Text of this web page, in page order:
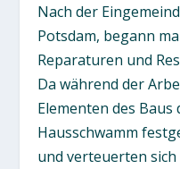
Nach der
Potsdam, begann
Reparaturen und
Da während der
Elementen des Baus
Hausschwamm
und verteuerten sich